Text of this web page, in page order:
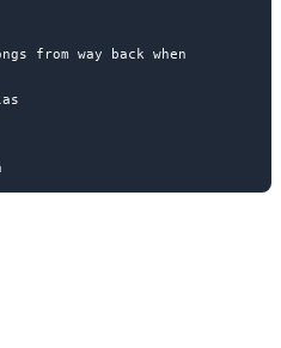
from way back when